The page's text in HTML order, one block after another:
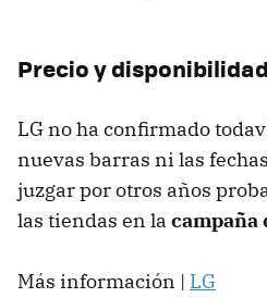
Precio y disponibilidad
LG no ha confirmado
nuevas barras ni las
juzgar por otros años
las tiendas en la campaña
Más información | LG